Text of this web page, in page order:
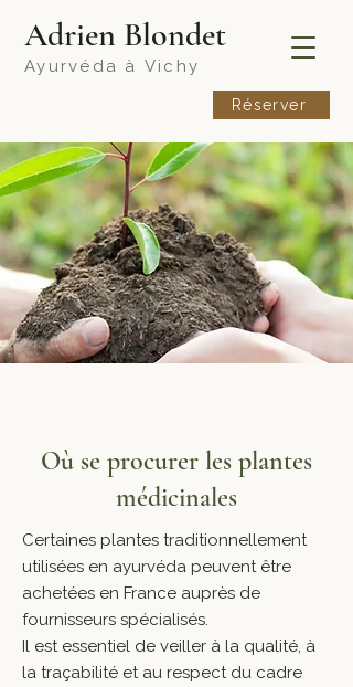
​Adrien Blondet
Ayurvéda à Vichy
Réserver
Où se procurer les plantes
médicinales
Certaines plantes traditionnellement
utilisées en ayurvéda peuvent être
achetées en France auprès de
fournisseurs spécialisés.
Il est essentiel de veiller à la qualité, à
la traçabilité et au respect du cadre